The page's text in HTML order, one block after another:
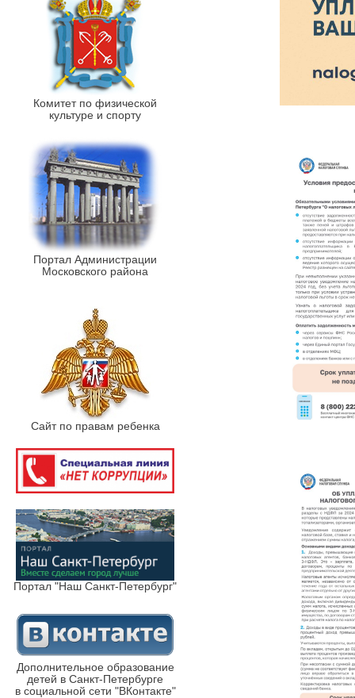
Комитет по физической
культуре и спорту
Портал Администрации
Московского района
Сайт по правам ребенка
Портал "Наш Санкт-Петербург"
Дополнительное образование
детей в Санкт-Петербурге
в социальной сети "ВКонтакте"